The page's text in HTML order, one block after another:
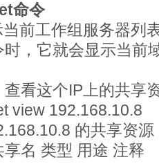
命令
工作组服务器列
时，它就会显示当前
这个IP上的共享
192.168.10.8
的共享资源
名 类型 用途 注释